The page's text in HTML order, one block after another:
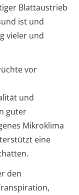
Blattaustrieb
ist und
vieler und
vor
und
guter
Mikroklima
eine
den